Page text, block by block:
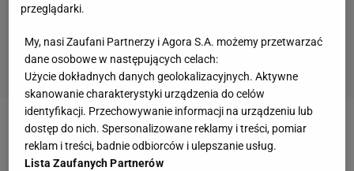
Zobacz wideoRewolucja w życiu Mai Chwalińskiej.
Tego jeszcze nie przeżyła
przeglądarki.
My, nasi Zaufani Partnerzy i Agora S.A. możemy przetwarzać
dane osobowe w następujących celach:
Użycie dokładnych danych geolokalizacyjnych. Aktywne
skanowanie charakterystyki urządzenia do celów
identyfikacji. Przechowywanie informacji na urządzeniu lub
dostęp do nich. Spersonalizowane reklamy i treści, pomiar
reklam i treści, badnie odbiorców i ulepszanie usług.
Lista Zaufanych Partnerów